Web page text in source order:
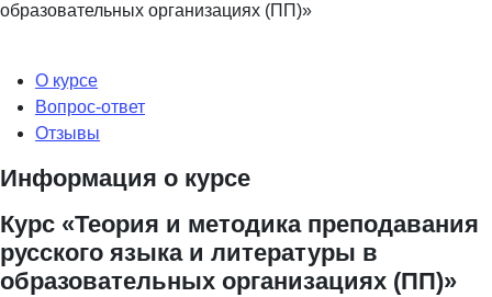
образовательных организациях (ПП)»
О курсе
Вопрос-ответ
Отзывы
Информация о курсе
Курс «Теория и методика преподавания
русского языка и литературы в
образовательных организациях (ПП)»